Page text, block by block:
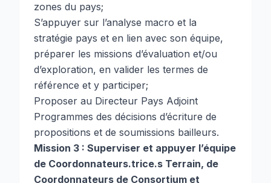
zones du pays;
S’appuyer sur l’analyse macro et la
stratégie pays et en lien avec son équipe,
préparer les missions d’évaluation et/ou
d’exploration, en valider les termes de
référence et y participer;
Proposer au Directeur Pays Adjoint
Programmes des décisions d’écriture de
propositions et de soumissions bailleurs.
Mission 3 : Superviser et appuyer l’équipe
de Coordonnateurs.trice.s Terrain, de
Coordonnateurs de Consortium et